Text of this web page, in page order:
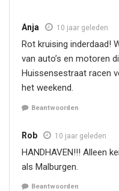
Anja 10 jaar geleden
Rot kruising inderdaad!
van auto’s en motoren
Huissensestraat racen
het weekend.
Beantwoorden
Rob 10 jaar geleden
HANDHAVEN!!! Alleen
als Malburgen.
Beantwoorden